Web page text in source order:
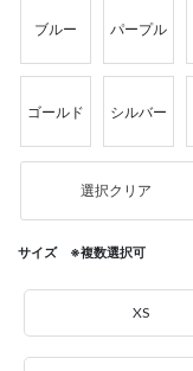
ブルー パープル
ゴールド シルバー
選択クリア
サイズ ※複数選択可
XS